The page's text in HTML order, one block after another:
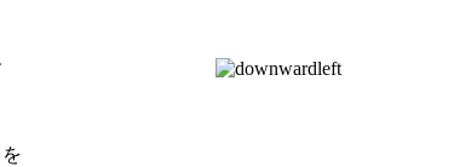
わせ風景です